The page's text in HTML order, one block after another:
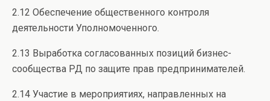
2.12 Обеспечение общественного контроля
деятельности Уполномоченного.
2.13 Выработка согласованных позиций бизнес-
сообщества РД по защите прав предпринимателей.
2.14 Участие в мероприятиях, направленных на